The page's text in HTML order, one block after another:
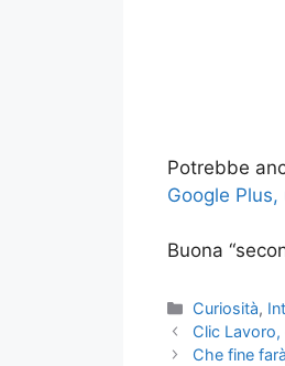
Potrebbe
Google
Buona
Categorie
Curiosità,
Clic
Che fine